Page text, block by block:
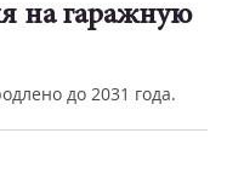
на гаражную
до 2031 года.